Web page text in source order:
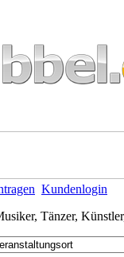
Kundenlogin
Tänzer,